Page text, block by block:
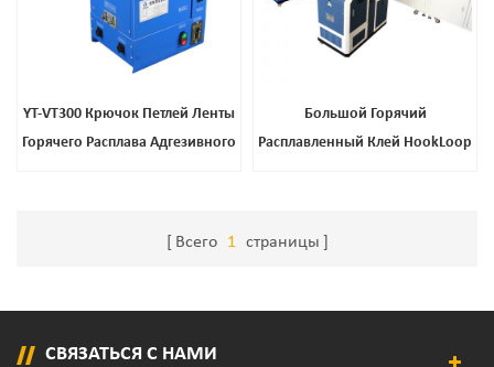
YT-VT300 Крючок Петлей Ленты
Горячего Расплава Адгезивного
Большой Горячий
Расплавленный Клей HookLoop
Всего 1 страницы
СВЯЗАТЬСЯ С НАМИ